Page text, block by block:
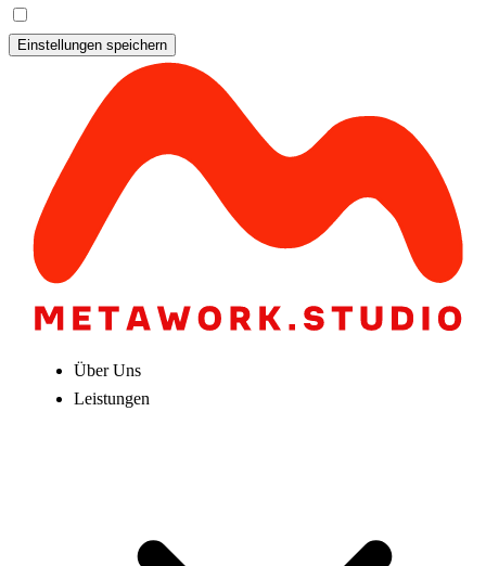
Einstellungen speichern
Über Uns
Leistungen